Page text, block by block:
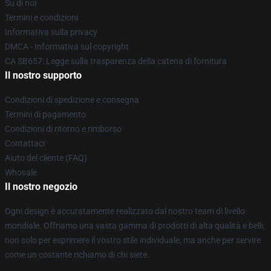
Su di noi
Termini e condizioni
Informativa sulla privacy
DMCA - Informativa sul copyright
CA SB657: Legge sulla trasparenza della catena di fornitura
Il nostro supporto
Condizioni di spedizione e consegna
Termini di pagamento
Condizioni di ritorno e rimborso
Contattaci
Aiuto del cliente (FAQ)
Whosale
Il nostro negozio
Ogni design è accuratamente realizzato dal nostro team di livello
mondiale. Offriamo una vasta gamma di prodotti di alta qualità e belli,
non solo per esprimere il vostro stile individuale, ma anche per servire
come un costante richiamo di chi siete.